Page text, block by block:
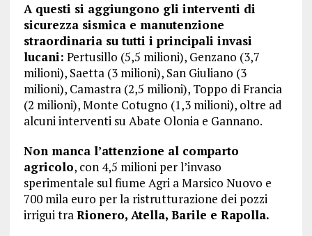
A questi si aggiungono gli interventi di
sicurezza sismica e manutenzione
straordinaria su tutti i principali invasi
lucani: Pertusillo (5,5 milioni), Genzano (3,7
milioni), Saetta (3 milioni), San Giuliano (3
milioni), Camastra (2,5 milioni), Toppo di Francia
(2 milioni), Monte Cotugno (1,3 milioni), oltre ad
alcuni interventi su Abate Olonia e Gannano.
Non manca l’attenzione al comparto
agricolo, con 4,5 milioni per l’invaso
sperimentale sul fiume Agri a Marsico Nuovo e
700 mila euro per la ristrutturazione dei pozzi
irrigui traRionero, Atella, Barile e Rapolla.